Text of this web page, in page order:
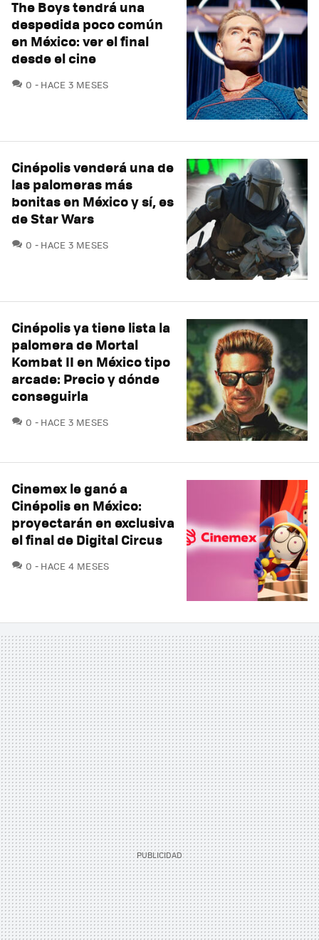
The Boys tendrá una
despedida poco común
en México: ver el final
desde el cine
0 COMENTARIOS
HACE 3 MESES
Cinépolis venderá una de
las palomeras más
bonitas en México y sí, es
de Star Wars
0 COMENTARIOS
HACE 3 MESES
Cinépolis ya tiene lista la
palomera de Mortal
Kombat II en México tipo
arcade: Precio y dónde
conseguirla
0 COMENTARIOS
HACE 3 MESES
Cinemex le ganó a
Cinépolis en México:
proyectarán en exclusiva
el final de Digital Circus
0 COMENTARIOS
HACE 4 MESES